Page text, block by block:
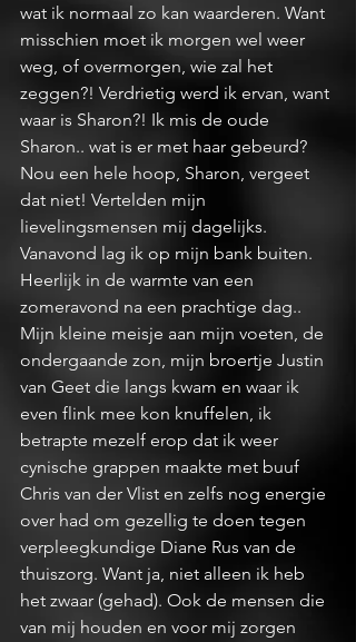
wat ik normaal zo kan waarderen. Want
misschien moet ik morgen wel weer
weg, of overmorgen, wie zal het
zeggen?! Verdrietig werd ik ervan, want
waar is Sharon?! Ik mis de oude
Sharon.. wat is er met haar gebeurd?
Nou een hele hoop, Sharon, vergeet
dat niet! Vertelden mijn
lievelingsmensen mij dagelijks.
Vanavond lag ik op mijn bank buiten.
Heerlijk in de warmte van een
zomeravond na een prachtige dag..
Mijn kleine meisje aan mijn voeten, de
ondergaande zon, mijn broertje Justin
van Geet die langs kwam en waar ik
even flink mee kon knuffelen, ik
betrapte mezelf erop dat ik weer
cynische grappen maakte met buuf
Chris van der Vlist en zelfs nog energie
over had om gezellig te doen tegen
verpleegkundige Diane Rus van de
thuiszorg. Want ja, niet alleen ik heb
het zwaar (gehad). Ook de mensen die
van mij houden en voor mij zorgen